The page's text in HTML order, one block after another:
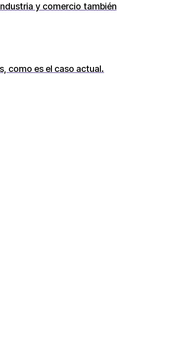
y comercio también
como es el caso actual.